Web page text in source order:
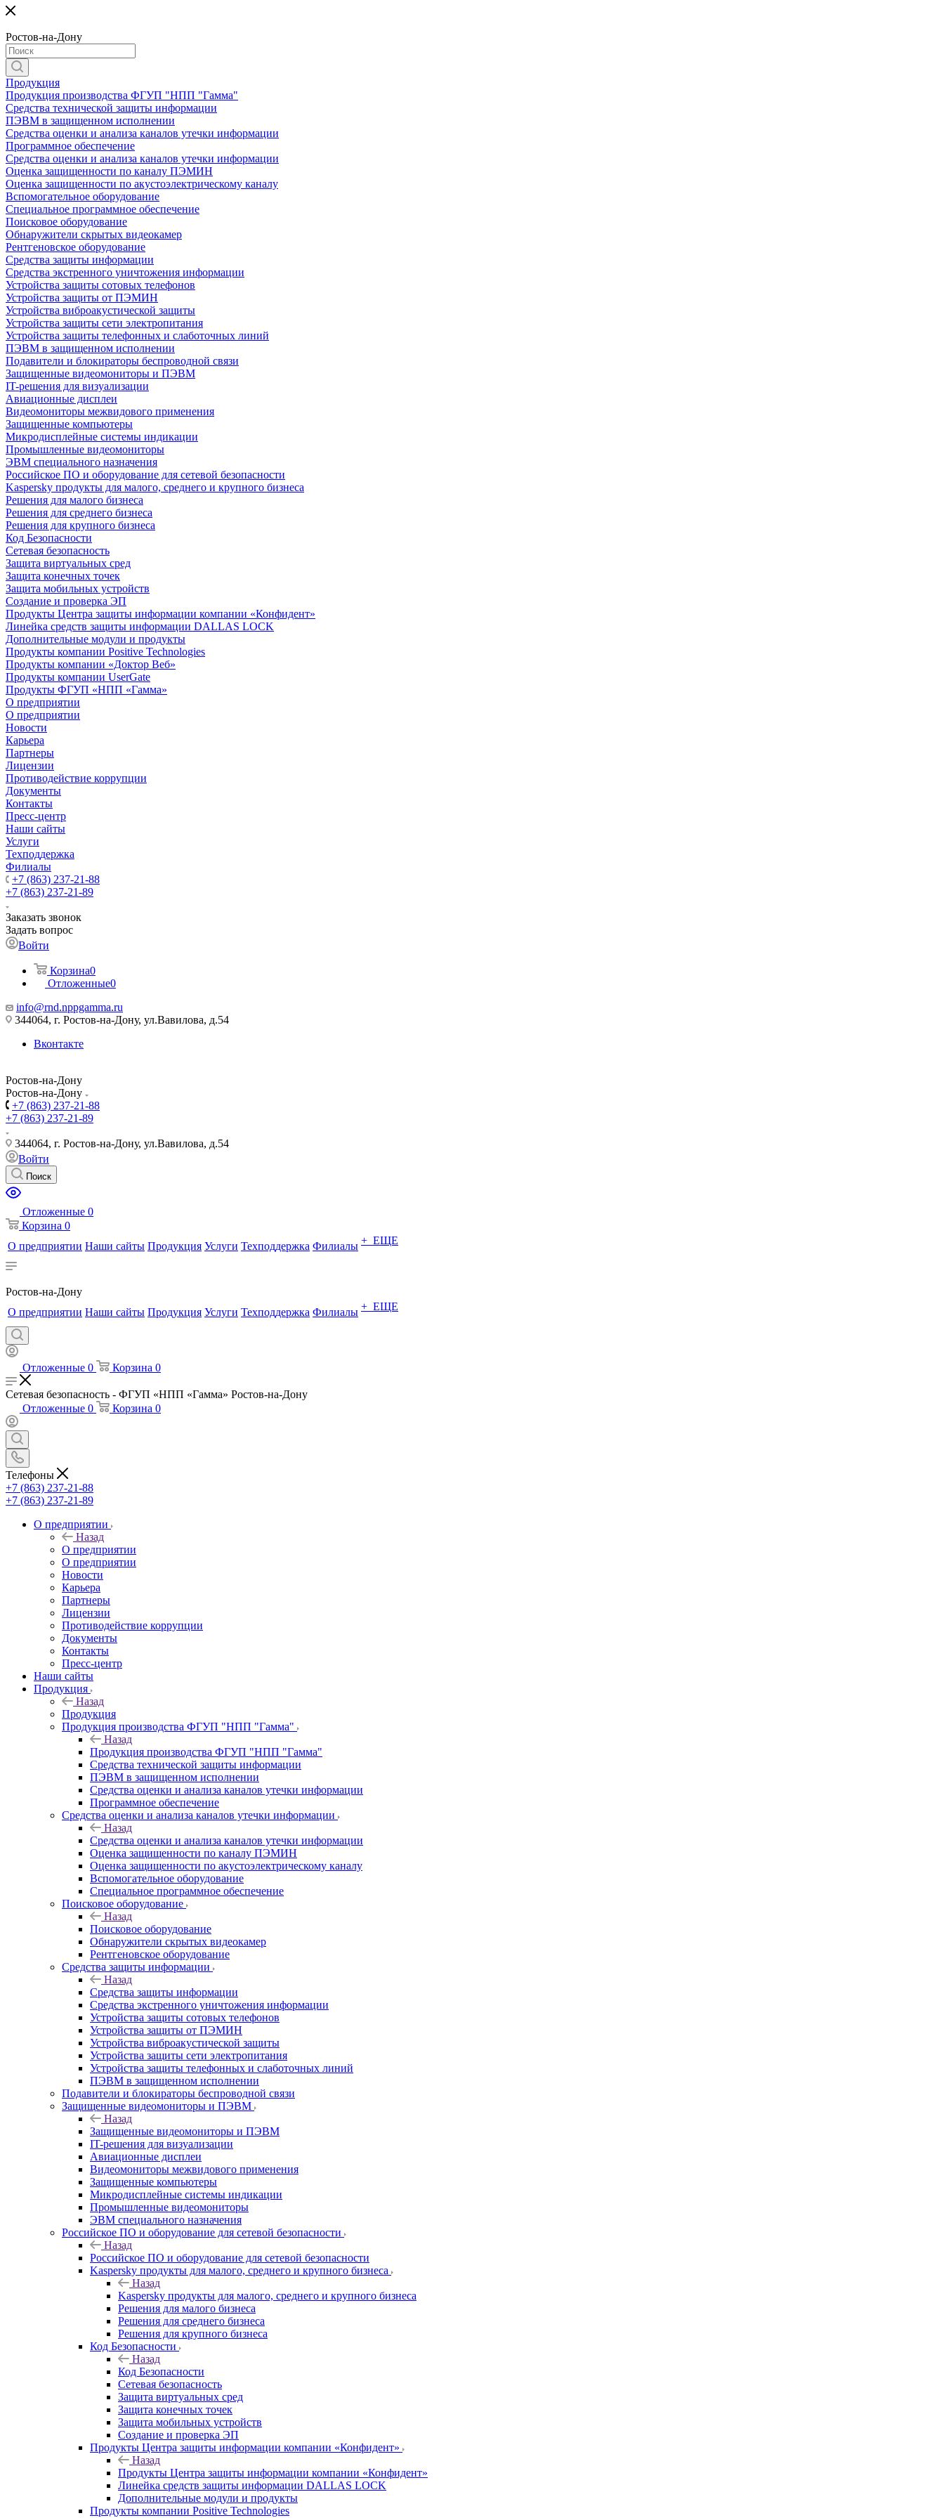
Ростов-на-Дону
Продукция
Продукция производства ФГУП "НПП "Гамма"
Средства технической защиты информации
ПЭВМ в защищенном исполнении
Средства оценки и анализа каналов утечки информации
Программное обеспечение
Средства оценки и анализа каналов утечки информации
Оценка защищенности по каналу ПЭМИН
Оценка защищенности по акустоэлектрическому каналу
Вспомогательное оборудование
Специальное программное обеспечение
Поисковое оборудование
Обнаружители скрытых видеокамер
Рентгеновское оборудование
Средства защиты информации
Средства экстренного уничтожения информации
Устройства защиты сотовых телефонов
Устройства защиты от ПЭМИН
Устройства виброакустической защиты
Устройства защиты сети электропитания
Устройства защиты телефонных и слаботочных линий
ПЭВМ в защищенном исполнении
Подавители и блокираторы беспроводной связи
Защищенные видеомониторы и ПЭВМ
IT-решения для визуализации
Авиационные дисплеи
Видеомониторы межвидового применения
Защищенные компьютеры
Микродисплейные системы индикации
Промышленные видеомониторы
ЭВМ специального назначения
Российское ПО и оборудование для сетевой безопасности
Kaspersky продукты для малого, среднего и крупного бизнеса
Решения для малого бизнеса
Решения для среднего бизнеса
Решения для крупного бизнеса
Код Безопасности
Сетевая безопасность
Защита виртуальных сред
Защита конечных точек
Защита мобильных устройств
Создание и проверка ЭП
Продукты Центра защиты информации компании «Конфидент»
Линейка средств защиты информации DALLAS LOCK
Дополнительные модули и продукты
Продукты компании Positive Technologies
Продукты компании «Доктор Веб»
Продукты компании UserGate
Продукты ФГУП «НПП «Гамма»
О предприятии
О предприятии
Новости
Карьера
Партнеры
Лицензии
Противодействие коррупции
Документы
Контакты
Пресс-центр
Наши сайты
Услуги
Техподдержка
Филиалы
+7 (863) 237-21-88
+7 (863) 237-21-89
Заказать звонок
Задать вопрос
Войти
Корзина0
Отложенные0
info@rnd.nppgamma.ru
344064, г. Ростов-на-Дону, ул.Вавилова, д.54
Вконтакте
Ростов-на-Дону
Ростов-на-Дону
+7 (863) 237-21-88
+7 (863) 237-21-89
344064, г. Ростов-на-Дону, ул.Вавилова, д.54
Войти
Поиск
Отложенные 0
Корзина 0
О предприятии Наши сайты Продукция Услуги Техподдержка Филиалы + ЕЩЕ
Ростов-на-Дону
О предприятии Наши сайты Продукция Услуги Техподдержка Филиалы + ЕЩЕ
Отложенные 0 Корзина 0
Сетевая безопасность - ФГУП «НПП «Гамма» Ростов-на-Дону
Отложенные 0 Корзина 0
Телефоны
+7 (863) 237-21-88
+7 (863) 237-21-89
О предприятии
Назад
О предприятии
О предприятии
Новости
Карьера
Партнеры
Лицензии
Противодействие коррупции
Документы
Контакты
Пресс-центр
Наши сайты
Продукция
Назад
Продукция
Продукция производства ФГУП "НПП "Гамма"
Назад
Продукция производства ФГУП "НПП "Гамма"
Средства технической защиты информации
ПЭВМ в защищенном исполнении
Средства оценки и анализа каналов утечки информации
Программное обеспечение
Средства оценки и анализа каналов утечки информации
Назад
Средства оценки и анализа каналов утечки информации
Оценка защищенности по каналу ПЭМИН
Оценка защищенности по акустоэлектрическому каналу
Вспомогательное оборудование
Специальное программное обеспечение
Поисковое оборудование
Назад
Поисковое оборудование
Обнаружители скрытых видеокамер
Рентгеновское оборудование
Средства защиты информации
Назад
Средства защиты информации
Средства экстренного уничтожения информации
Устройства защиты сотовых телефонов
Устройства защиты от ПЭМИН
Устройства виброакустической защиты
Устройства защиты сети электропитания
Устройства защиты телефонных и слаботочных линий
ПЭВМ в защищенном исполнении
Подавители и блокираторы беспроводной связи
Защищенные видеомониторы и ПЭВМ
Назад
Защищенные видеомониторы и ПЭВМ
IT-решения для визуализации
Авиационные дисплеи
Видеомониторы межвидового применения
Защищенные компьютеры
Микродисплейные системы индикации
Промышленные видеомониторы
ЭВМ специального назначения
Российское ПО и оборудование для сетевой безопасности
Назад
Российское ПО и оборудование для сетевой безопасности
Kaspersky продукты для малого, среднего и крупного бизнеса
Назад
Kaspersky продукты для малого, среднего и крупного бизнеса
Решения для малого бизнеса
Решения для среднего бизнеса
Решения для крупного бизнеса
Код Безопасности
Назад
Код Безопасности
Сетевая безопасность
Защита виртуальных сред
Защита конечных точек
Защита мобильных устройств
Создание и проверка ЭП
Продукты Центра защиты информации компании «Конфидент»
Назад
Продукты Центра защиты информации компании «Конфидент»
Линейка средств защиты информации DALLAS LOCK
Дополнительные модули и продукты
Продукты компании Positive Technologies